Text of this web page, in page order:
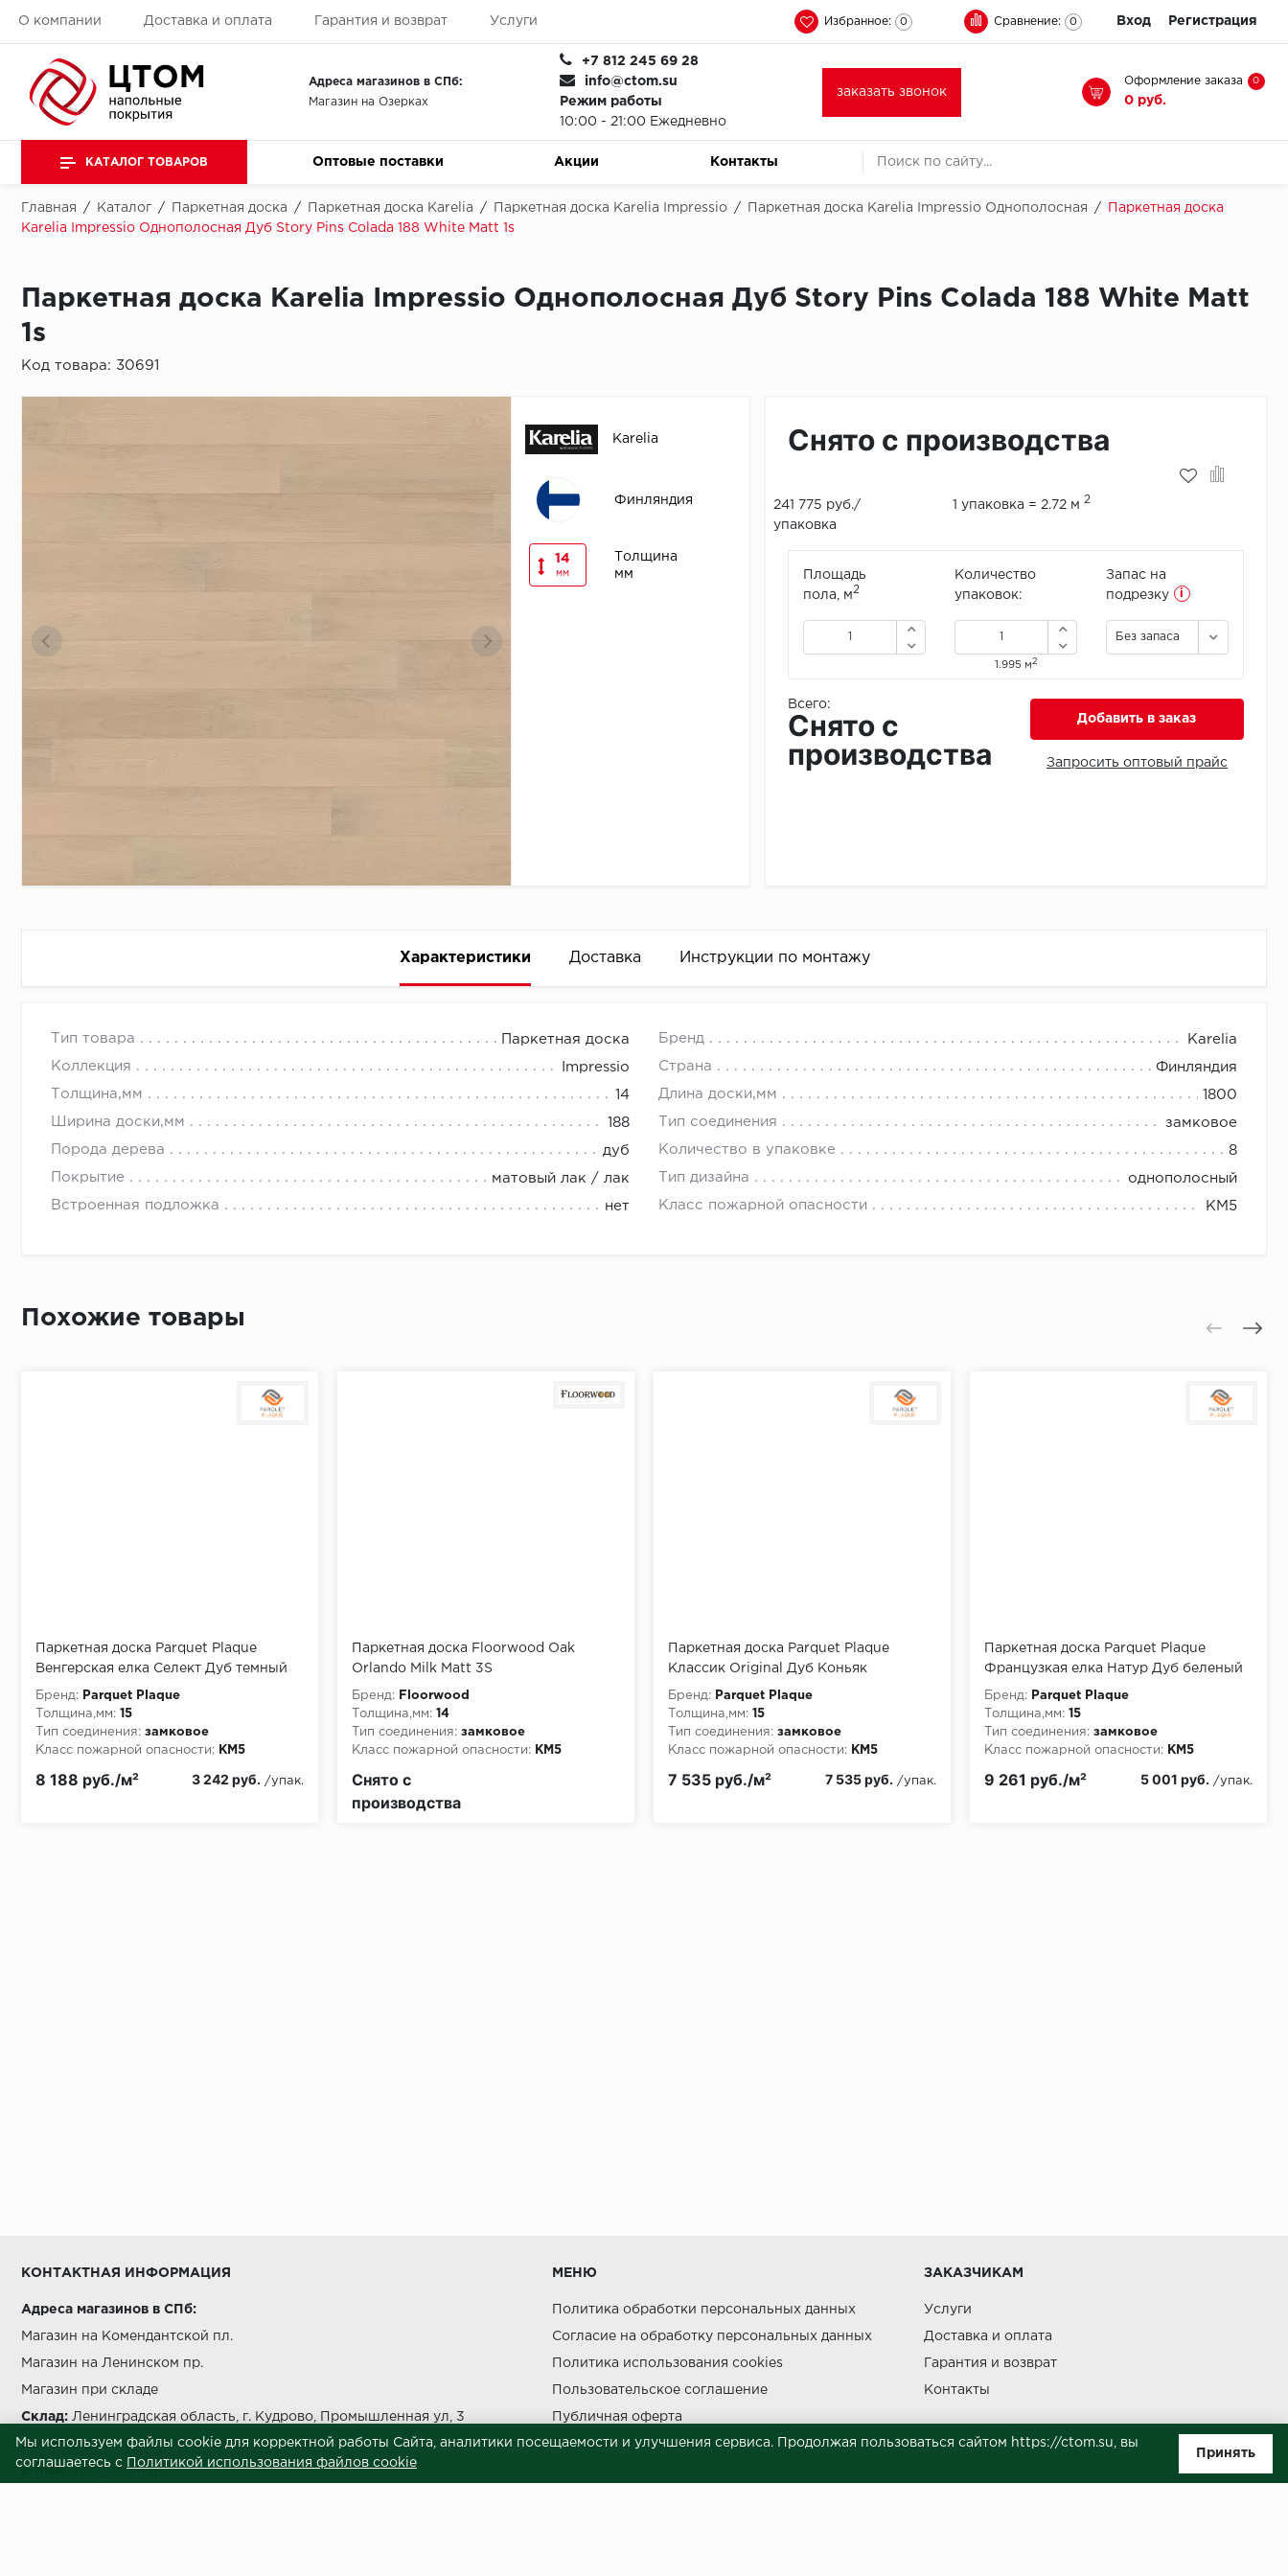
О компании Доставка и оплата Гарантия и возврат Услуги Избранное: 0 Сравнение: 0 Вход Регистрация
Адреса магазинов в СПб:
Магазин на Озерках
+7 812 245 69 28
info@ctom.su
Режим работы
10:00 - 21:00 Ежедневно
заказать звонок
Оформление заказа 0
0 руб.
КАТАЛОГ ТОВАРОВ Оптовые поставки Акции Контакты
Главная / Каталог / Паркетная доска / Паркетная доска Karelia / Паркетная доска Karelia Impressio / Паркетная доска Karelia Impressio Однополосная /
Паркетная доска
Karelia Impressio Однополосная Дуб Story Pins Colada 188 White Matt 1s
Паркетная доска Karelia Impressio Однополосная Дуб Story Pins Colada 188 White Matt
1s
Код товара: 30691
Karelia
Финляндия
14
мм
Толщина
мм
Снято с производства
241 775 руб./
упаковка
1 упаковка = 2.72 м 2
Площадь
пола, м2
Количество
упаковок:
1.995 м2
Запас на
подрезку
i
Без запаса
Всего:
Снято с
производства
Добавить в заказ
Запросить оптовый прайс
Характеристики Доставка Инструкции по монтажу
Тип товара Паркетная доска Бренд Karelia
Коллекция Impressio Страна Финляндия
Толщина,мм 14 Длина доски,мм 1800
Ширина доски,мм 188 Тип соединения замковое
Порода дерева дуб Количество в упаковке 8
Покрытие матовый лак / лак Тип дизайна однополосный
Встроенная подложка нет Класс пожарной опасности КМ5
Время доставки
Условия доставки
Первый ряд:
Похожие товары
Паркетная доска Parquet Plaque
Венгерская елка Селект Дуб темный
(110)
Бренд:
Parquet Plaque
Толщина,мм: 15
Тип соединения: замковое
Класс пожарной опасности:
КМ5
8 188 руб./м² 3 242 руб. /упак.
Паркетная доска Floorwood Oak
Orlando Milk Matt 3S
Бренд:
Floorwood
Толщина,мм: 14
Тип соединения: замковое
Класс пожарной опасности:
КМ5
Снято с
производства
Паркетная доска Parquet Plaque
Классик Original Дуб Коньяк
(15х180х400-2000)
Бренд:
Parquet Plaque
Толщина,мм: 15
Тип соединения: замковое
Класс пожарной опасности:
КМ5
7 535 руб./м² 7 535 руб. /упак.
Паркетная доска Parquet Plaque
Французкая елка Натур Дуб беленый
(150)
Бренд:
Parquet Plaque
Толщина,мм: 15
Тип соединения: замковое
Класс пожарной опасности:
КМ5
9 261 руб./м² 5 001 руб. /упак.
КОНТАКТНАЯ ИНФОРМАЦИЯ
Адреса магазинов в СПб:
Магазин на Комендантской пл.
Магазин на Ленинском пр.
Магазин при складе
Склад: Ленинградская область, г. Кудрово, Промышленная ул, 3
Звоните нам:+7 812 245 69 28
E-mail: info@ctom.su
МЕНЮ
Политика обработки персональных данных
Согласие на обработку персональных данных
Политика использования cookies
Пользовательское соглашение
Публичная оферта
Сведения о продавце (реквизиты)
ЗАКАЗЧИКАМ
Услуги
Доставка и оплата
Гарантия и возврат
Контакты
Мы используем файлы cookie для корректной работы Сайта, аналитики посещаемости и улучшения сервиса. Продолжая пользоваться сайтом https://ctom.su, вы
соглашаетесь с
Политикой использования файлов cookie
Принять